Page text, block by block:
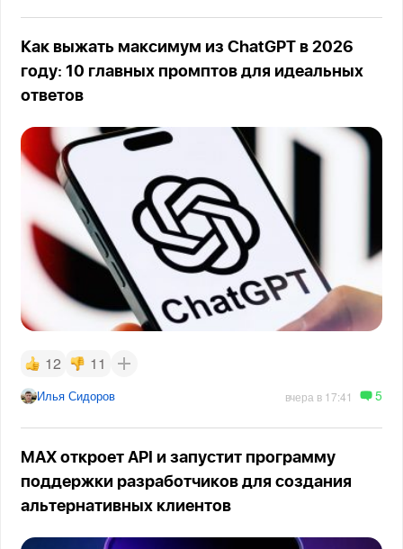
Как выжать максимум из ChatGPT в 2026
году: 10 главных промптов для идеальных
ответов
12 11
Илья Сидоров вчера в 17:41 5
MAX откроет API и запустит программу
поддержки разработчиков для создания
альтернативных клиентов